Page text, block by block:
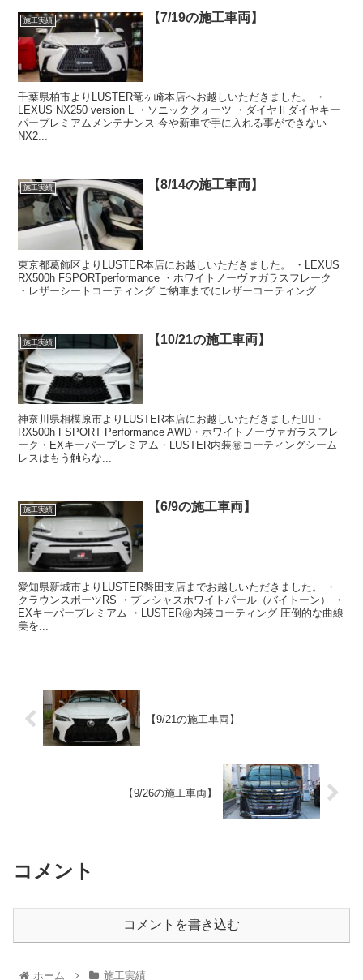
施工実績 【7/19の施工車両】
千葉県柏市よりLUSTER竜ヶ崎本店へお越しいただきました。 ・
LEXUS NX250 version L ・ソニッククォーツ ・ダイヤⅡダイヤキー
パープレミアムメンテナンス 今や新車で手に入れる事ができない
NX2...
施工実績 【8/14の施工車両】
東京都葛飾区よりLUSTER本店にお越しいただきました。 ・LEXUS
RX500h FSPORTperformance ・ホワイトノーヴァガラスフレーク
・レザーシートコーティング ご納車までにレザーコーティング...
施工実績 【10/21の施工車両】
神奈川県相模原市よりLUSTER本店にお越しいただきました🙇‍♂️・
RX500h FSPORT Performance AWD・ホワイトノーヴァガラスフレ
ーク・EXキーパープレミアム・LUSTER内装㊙️コーティングシーム
レスはもう触らな...
施工実績 【6/9の施工車両】
愛知県新城市よりLUSTER磐田支店までお越しいただきました。 ・
クラウンスポーツRS ・プレシャスホワイトパール（バイトーン） ・
EXキーパープレミアム ・LUSTER㊙️内装コーティング 圧倒的な曲線
美を...
【9/21の施工車両】
【9/26の施工車両】
コメント
コメントを書き込む
ホーム 施工実績